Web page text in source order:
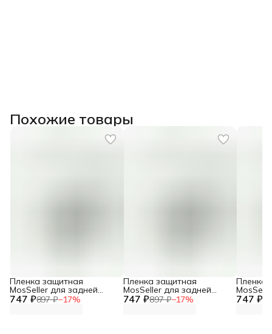
Похожие товары
747 ₽897 ₽−17%
Пленка защитная
MosSeller для задней
панели для Honor X9c 747 ₽897 ₽−17%
Пленка защитная
MosSeller для задней
панели для Honor X9b 747 ₽
Пленка
панели